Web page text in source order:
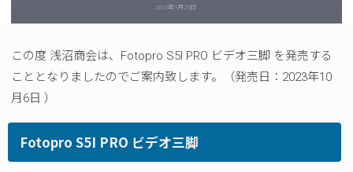
2023年9月29日
この度 浅沼商会は、Fotopro S5I PRO ビデオ三脚 を発売する
こととなりましたのでご案内致します。（発売日：2023年10
月6日 ）
Fotopro S5I PRO ビデオ三脚